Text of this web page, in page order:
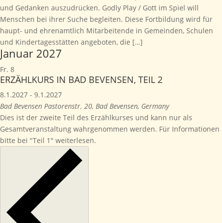
und Gedanken auszudrücken. Godly Play / Gott im Spiel will
Menschen bei ihrer Suche begleiten. Diese Fortbildung wird für
haupt- und ehrenamtlich Mitarbeitende in Gemeinden, Schulen
und Kindertagesstätten angeboten, die […]
Januar 2027
Fr. 8
ERZÄHLKURS IN BAD BEVENSEN, TEIL 2
8.1.2027 - 9.1.2027
Bad Bevensen Pastorenstr. 20, Bad Bevensen, Germany
Dies ist der zweite Teil des Erzählkurses und kann nur als
Gesamtveranstaltung wahrgenommen werden. Für Informationen
bitte bei "Teil 1" weiterlesen.